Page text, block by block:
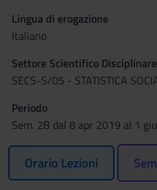
Lingua di erogazione
Italiano
Settore Scientifico
SECS-S/05 - STATISTICA
Periodo
Sem. 2B dal 8 apr 2019 al 1
Orario Lezioni